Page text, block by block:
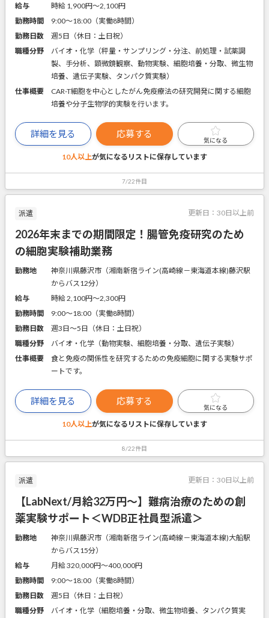
給与
時給 1,900円〜2,100円
勤務時間
9:00～18:00（実働8時間）
勤務日数
週5日（休日：土日祝）
職種分野
バイオ・化学（秤量・サンプリング・分注、前処理・試薬調
製、手分析、顕微鏡観察、動物実験、細胞培養・分取、微生物
培養、遺伝子実験、タンパク質実験）
仕事概要
CAR-T細胞を中心としたがん免疫療法の研究開発に関する細胞
培養や分子生物学的実験を行います。
詳細を見る 応募する
気になる
10人以上が気になるリストに保存しています
7/22件目
派遣 更新日： 30日以上前
2026年末までの期間限定！腸管免疫研究のため
の細胞実験補助業務
勤務地
神奈川県藤沢市（湘南新宿ライン(高崎線－東海道本線)藤沢駅
からバス12分）
給与
時給 2,100円〜2,300円
勤務時間
9:00～18:00（実働8時間）
勤務日数
週3日～5日（休日：土日祝）
職種分野
バイオ・化学（動物実験、細胞培養・分取、遺伝子実験）
仕事概要
食と免疫の関係性を研究するための免疫細胞に関する実験サポ
ートです。
詳細を見る 応募する
気になる
10人以上が気になるリストに保存しています
8/22件目
派遣 更新日： 30日以上前
【LabNext/月給32万円～】難病治療のための創
薬実験サポート＜WDB正社員型派遣＞
勤務地
神奈川県藤沢市（湘南新宿ライン(高崎線－東海道本線)大船駅
からバス15分）
給与
月給 320,000円〜400,000円
勤務時間
9:00～18:00（実働8時間）
勤務日数
週5日（休日：土日祝）
職種分野
バイオ・化学（細胞培養・分取、微生物培養、タンパク質実